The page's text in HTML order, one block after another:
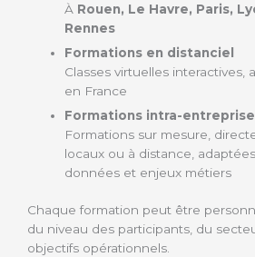
À Rouen, Le Havre, Paris,
Rennes
Formations en distanciel
Classes virtuelles interactives,
en France
Formations intra-entreprise
Formations sur mesure,
locaux ou à distance,
données et enjeux métiers
Chaque formation peut être
du niveau des participants, du
objectifs opérationnels.